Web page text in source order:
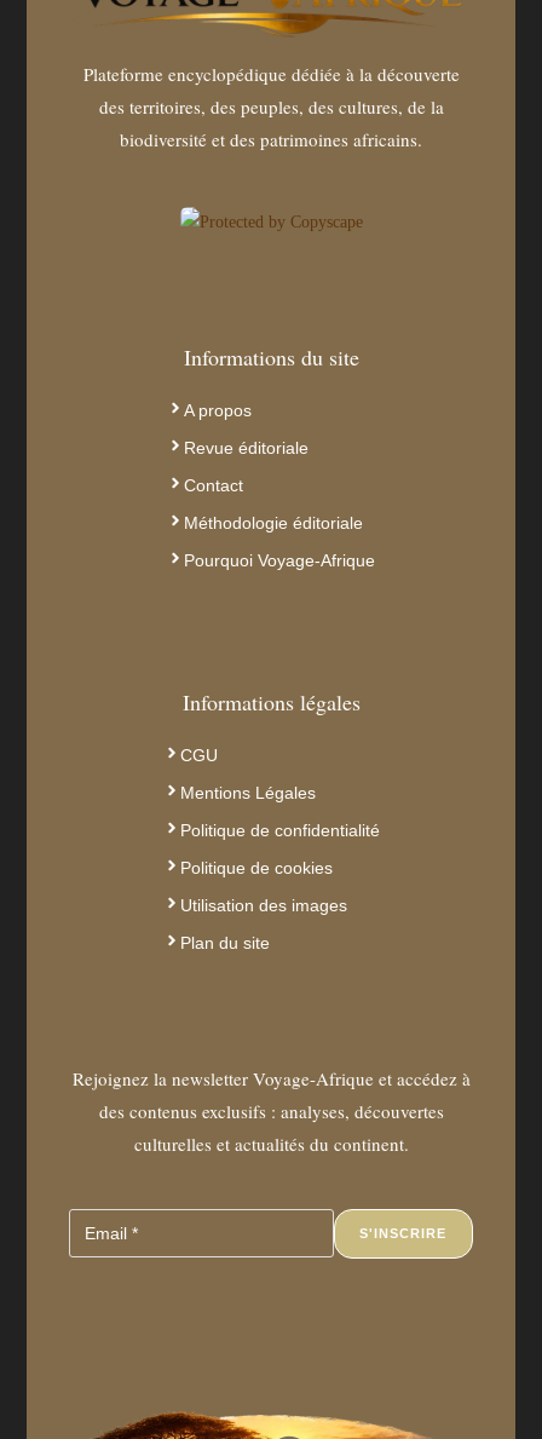
Plateforme encyclopédique dédiée à la découverte
des territoires, des peuples, des cultures, de la
biodiversité et des patrimoines africains.
Informations du site
A propos
Revue éditoriale
Contact
Méthodologie éditoriale
Pourquoi Voyage-Afrique
Informations légales
CGU
Mentions Légales
Politique de confidentialité
Politique de cookies
Utilisation des images
Plan du site
Rejoignez la newsletter Voyage-Afrique et accédez à
des contenus exclusifs : analyses, découvertes
culturelles et actualités du continent.
S'INSCRIRE